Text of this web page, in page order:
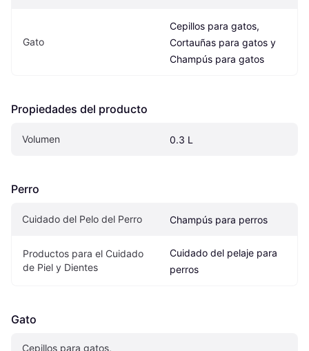
Gato
Cepillos para gatos,
Cortauñas para gatos y
Champús para gatos
Propiedades del producto
Volumen 0.3 L
Perro
Cuidado del Pelo del Perro Champús para perros
Productos para el Cuidado
de Piel y Dientes
Cuidado del pelaje para
perros
Gato
Cepillos para gatos,